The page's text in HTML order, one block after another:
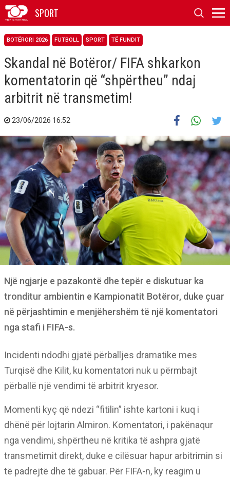
SPORT
BOTËRORI 2026 FUTBOLL SPORT TË FUNDIT
Skandal në Botëror/ FIFA shkarkon
komentatorin që “shpërtheu” ndaj
arbitrit në transmetim!
23/06/2026 16:52
Një ngjarje e pazakontë dhe tepër e diskutuar ka
tronditur ambientin e Kampionatit Botëror, duke çuar
në përjashtimin e menjëhershëm të një komentatori
nga stafi i FIFA-s.
Incidenti ndodhi gjatë përballjes dramatike mes
Turqisë dhe Kilit, ku komentatori nuk u përmbajt
përballë një vendimi të arbitrit kryesor.
Momenti kyç që ndezi “fitilin” ishte kartoni i kuq i
dhënë për lojtarin Almiron. Komentatori, i pakënaqur
nga vendimi, shpërtheu në kritika të ashpra gjatë
transmetimit direkt, duke e cilësuar hapur arbitrimin si
të padrejtë dhe të gabuar. Për FIFA-n, ky reagim u